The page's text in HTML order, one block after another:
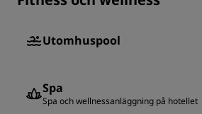
Utomhuspool
Spa
Spa och wellnessanläggning på hotellet